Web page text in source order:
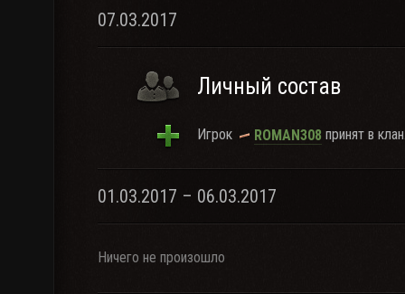
07.03.2017
Личный состав
Игрок ROMAN308 принят в
01.03.2017 – 06.03.2017
Ничего не произошло